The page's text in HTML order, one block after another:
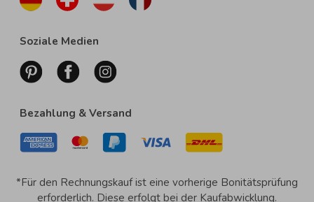
Soziale Medien
Bezahlung & Versand
*Für den Rechnungskauf ist eine vorherige Bonitätsprüfung
erforderlich. Diese erfolgt bei der Kaufabwicklung.